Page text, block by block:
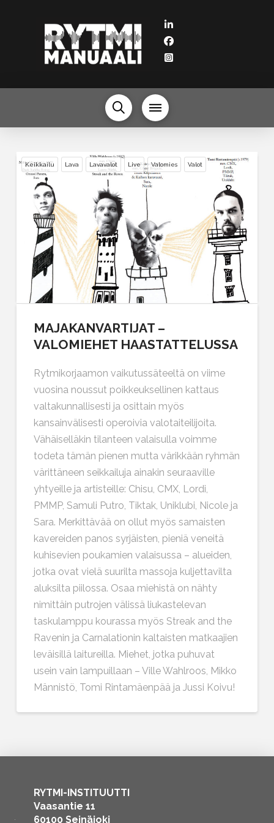
MAJAKANVARTIJAT –
VALOMIEHET HAASTATTELUSSA
Rytmikorjaamon vaikutussäteeltä on viime
vuosina noussut poikkeuksellinen kattaus
valtakunnallisesti ja osittain myös
kansainvälisesti operoivia valotaiteilijoita.
Vähäiselläkin tilanteen valaisulla voimme
todeta tämän pienen mutta värikkään ryhmän
värittäneen seikkailuja ainakin seuraaville
yhtyeille ja artisteille: Chisu, CMX, Lordi,
PMMP, Samuli Putro, Tiktak, Uniklubi, Nicole ja
Sara. Merkittävää on ollut myös samaisten
kavereiden panos syrjäisten, pieniä veneitä
kuhisevien poukamien valaisussa – alueiden,
jotka ovat vielä suurilta massoja kuljettavilta
aluksilta piilossa. Osaa miehistä on nähty
nimittäin putrojen välissä liukastelevan
taskulamppu kourassa myös Streak and the
Ravenin ja Carnalationin kaltaisten matkaajien
leväisillä laitureilla. Miehet, jotka puhuvat
usein vain lampuillaan – Ville Wahlroos, Mikko
Männistö, Tomi Rintamäenpää ja Jussi Koivu!
Keikkailu Lava Lavavalot Live Valomies Valot
RYTMI-INSTITUUTTI
Vaasantie 11
60100 Seinäjoki